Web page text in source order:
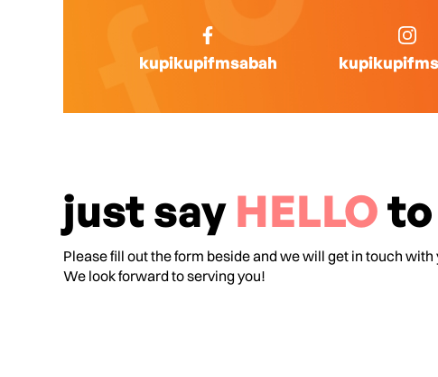
kupikupifmsabah
just say HELLO
Please fill out the form beside and we will get in touch with
We look forward to serving you!